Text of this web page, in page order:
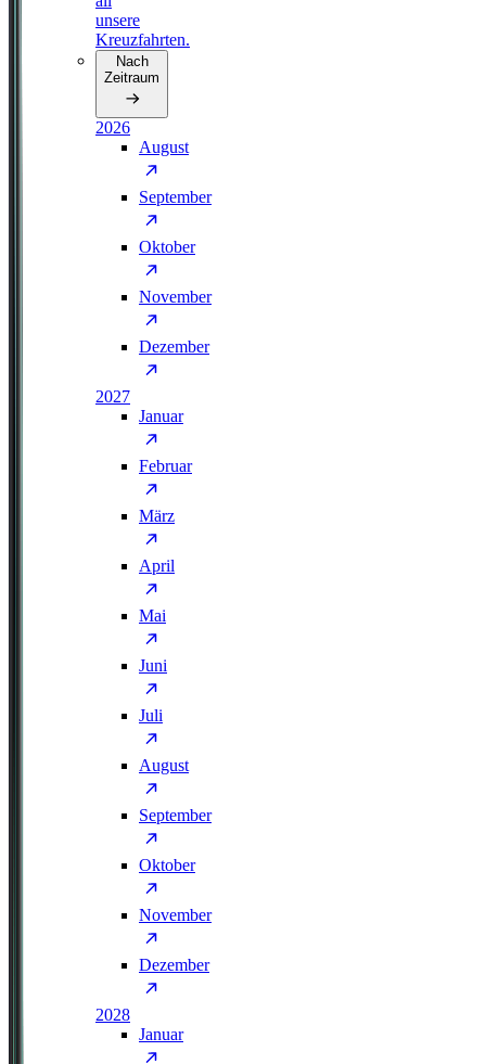
unsere
Kreuzfahrten.
Nach
Zeitraum
2026
August
September
Oktober
November
Dezember
2027
Januar
Februar
März
April
Mai
Juni
Juli
August
September
Oktober
November
Dezember
2028
Januar